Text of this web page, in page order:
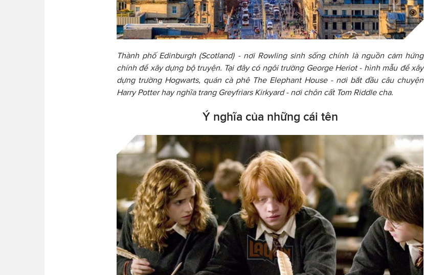
Thành phố Edinburgh (Scotland) - nơi Rowling sinh sống chính là nguồn cảm hứng
chính để xây dựng bộ truyện. Tại đây có ngôi trường George Heriot - hình mẫu để xây
dựng trường Hogwarts, quán cà phê The Elephant House - nơi bắt đầu câu chuyện
Harry Potter hay nghĩa trang Greyfriars Kirkyard - nơi chôn cất Tom Riddle cha.
Ý nghĩa của những cái tên